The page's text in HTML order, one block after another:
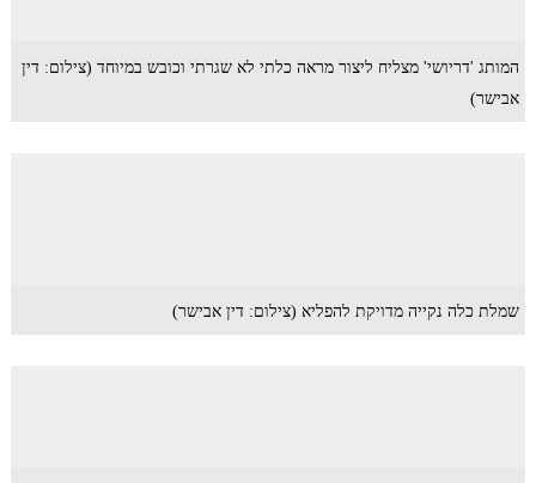
המותג 'דריושי' מצליח ליצור מראה כלתי לא שגרתי וכובש במיוחד (צילום: דין
אבישר)
שמלת כלה נקייה מדויקת להפליא (צילום: דין אבישר)